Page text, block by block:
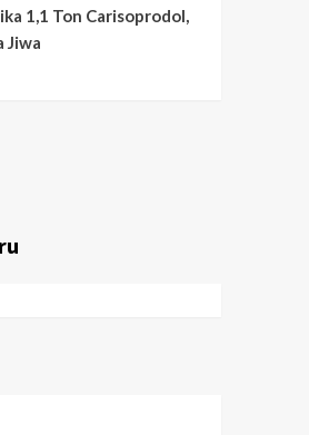
1,1 Ton Carisoprodol,
Jiwa